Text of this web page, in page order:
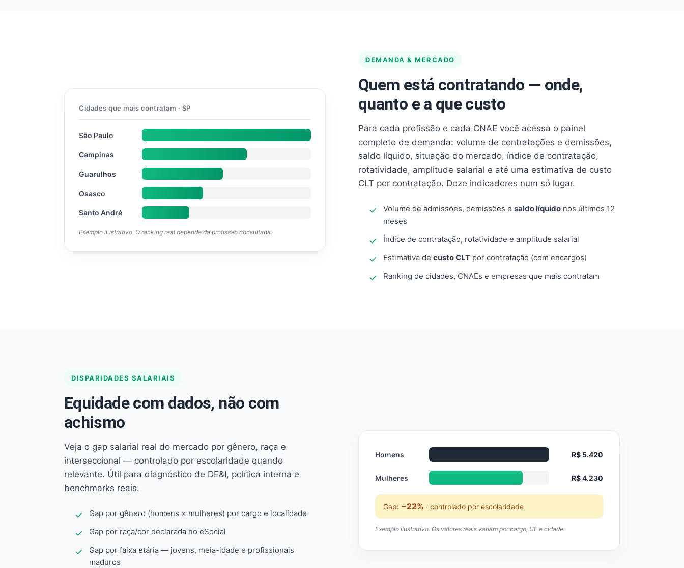
DEMANDA & MERCADO
Quem está contratando — onde,
quanto e a que custo
Para cada profissão e cada CNAE você acessa o painel
completo de demanda: volume de contratações e demissões,
saldo líquido, situação do mercado, índice de contratação,
rotatividade, amplitude salarial e até uma estimativa de custo
CLT por contratação. Doze indicadores num só lugar.
Volume de admissões, demissões e saldo líquido nos últimos 12
meses
Índice de contratação, rotatividade e amplitude salarial
Estimativa de custo CLT por contratação (com encargos)
Ranking de cidades, CNAEs e empresas que mais contratam
Cidades que mais contratam · SP
São Paulo
Campinas
Guarulhos
Osasco
Santo André
Exemplo ilustrativo. O ranking real depende da profissão consultada.
DISPARIDADES SALARIAIS
Equidade com dados, não com
achismo
Veja o gap salarial real do mercado por gênero, raça e
interseccional — controlado por escolaridade quando
relevante. Útil para diagnóstico de DE&I, política interna e
benchmarks reais.
Gap por gênero (homens × mulheres) por cargo e localidade
Gap por raça/cor declarada no eSocial
Gap por faixa etária — jovens, meia-idade e profissionais
maduros
Homens R$ 5.420
Mulheres R$ 4.230
Gap: −22% · controlado por escolaridade
Exemplo ilustrativo. Os valores reais variam por cargo, UF e cidade.